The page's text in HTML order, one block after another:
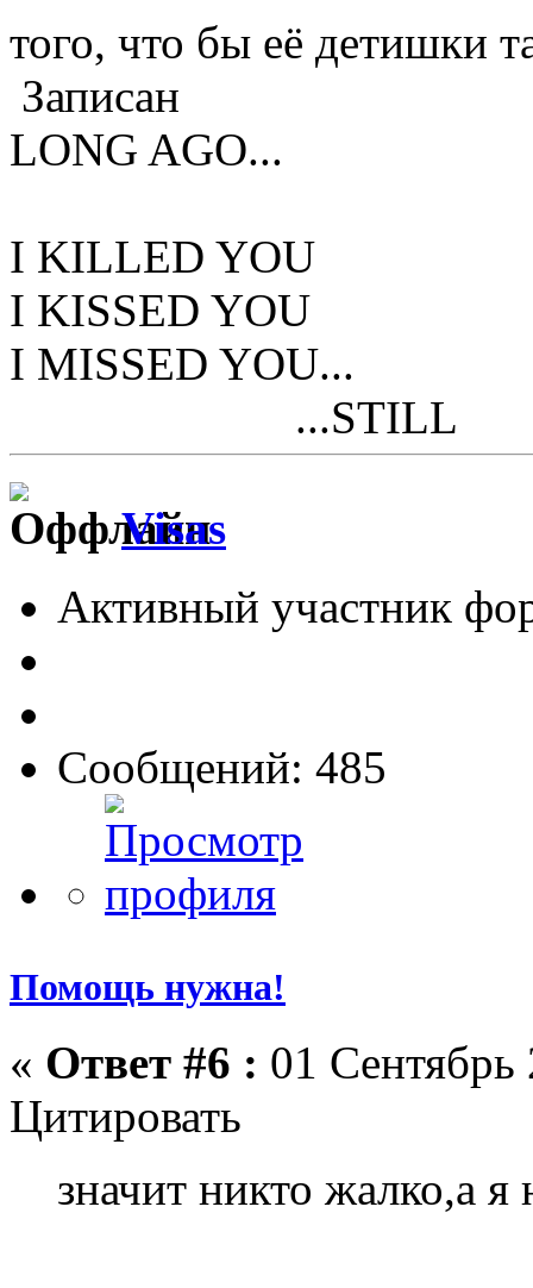
того, что бы её детишки
Записан
LONG AGO...
I KILLED YOU
I KISSED YOU
I MISSED YOU...
...STILL
Visas
Активный участник
Сообщений: 485
Помощь нужна!
« Ответ #6 : 01
Цитировать
значит никто жалко,а я